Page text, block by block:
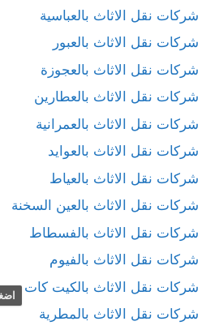
شركات نقل الاثاث بالعباسية
شركات نقل الاثاث بالعبور
شركات نقل الاثاث بالعجوزة
شركات نقل الاثاث بالعطارين
شركات نقل الاثاث بالعمرانية
شركات نقل الاثاث بالعوايد
شركات نقل الاثاث بالعياط
شركات نقل الاثاث بالعين السخنة
شركات نقل الاثاث بالفسطاط
شركات نقل الاثاث بالفيوم
شركات نقل الاثاث بالكيت كات
شركات نقل الاثاث بالمطرية